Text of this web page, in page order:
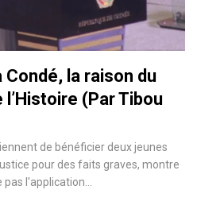
la raison du
(Par Tibou
de bénéficier deux jeunes
pour des faits graves, montre
pas l'application…